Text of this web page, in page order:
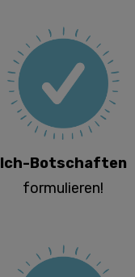
Ich-Botschaften
formulieren!